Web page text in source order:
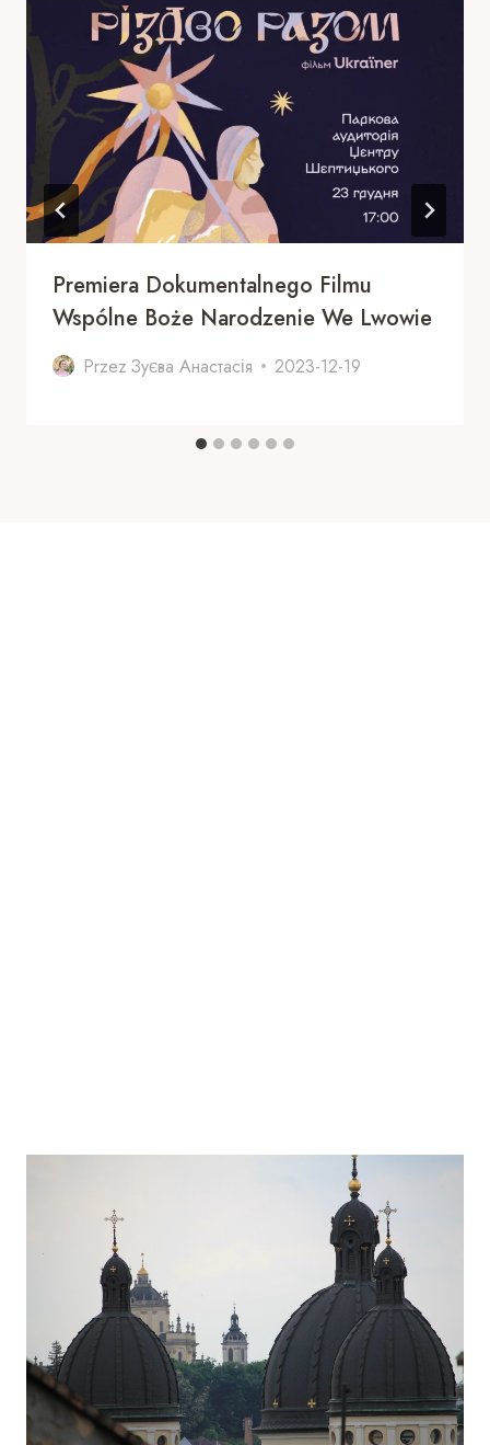
Premiera Dokumentalnego Filmu
Wspólne Boże Narodzenie We Lwowie
Przez Зуєва Анастасія 2023-12-19